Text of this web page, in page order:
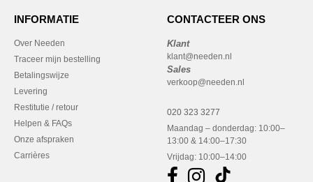
INFORMATIE
Over Needen
Traceer mijn bestelling
Betalingswijze
Levering
Restitutie / retour
Helpen & FAQs
Onze afspraken
Carrières
CONTACTEER ONS
Klant
klant@needen.nl
Sales
verkoop@needen.nl
020 323 3277
Maandag – donderdag: 10:00–
13:00 & 14:00–17:30
Vrijdag: 10:00–14:00